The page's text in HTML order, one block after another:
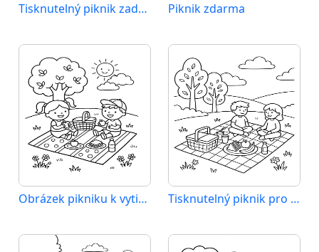
Tisknutelný piknik zadarmo Piknik zdarma
Obrázek pikniku k vytištění Tisknutelný piknik pro děti